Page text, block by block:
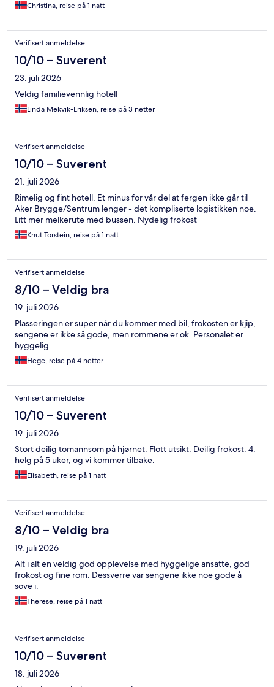
Christina, reise på 1 natt
Verifisert anmeldelse
10/10 – Suverent
23. juli 2026
Veldig familievennlig hotell
Linda Mekvik-Eriksen, reise på 3 netter
Verifisert anmeldelse
10/10 – Suverent
21. juli 2026
Rimelig og fint hotell. Et minus for vår del at fergen ikke går til
Aker Brygge/Sentrum lenger - det kompliserte logistikken noe.
Litt mer melkerute med bussen. Nydelig frokost
Knut Torstein, reise på 1 natt
Verifisert anmeldelse
8/10 – Veldig bra
19. juli 2026
Plasseringen er super når du kommer med bil, frokosten er kjip,
sengene er ikke så gode, men rommene er ok. Personalet er
hyggelig
Hege, reise på 4 netter
Verifisert anmeldelse
10/10 – Suverent
19. juli 2026
Stort deilig tomannsom på hjørnet. Flott utsikt. Deilig frokost. 4.
helg på 5 uker, og vi kommer tilbake.
Elisabeth, reise på 1 natt
Verifisert anmeldelse
8/10 – Veldig bra
19. juli 2026
Alt i alt en veldig god opplevelse med hyggelige ansatte, god
frokost og fine rom. Dessverre var sengene ikke noe gode å
sove i.
Therese, reise på 1 natt
Verifisert anmeldelse
10/10 – Suverent
18. juli 2026